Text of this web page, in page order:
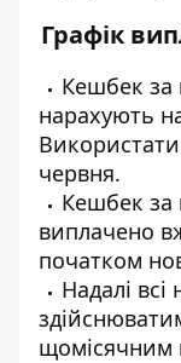
Графік
Кешбек за
нарахують
червня.
Кешбек за
виплачено
початком
Надалі
щомісячним